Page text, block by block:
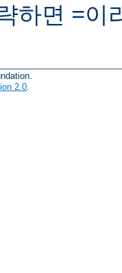
하면 =이
2.0.